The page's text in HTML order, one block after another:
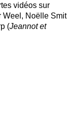
vidéos sur
Weel, Noëlle Smit
(Jeannot et